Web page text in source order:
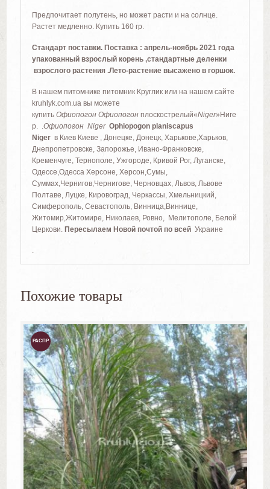
Предпочитает полутень, но может расти и на солнце.
Растет медленно. Купить 160 гр.
Стандарт поставки. Поставка : апрель-ноябрь 2021 года
упакованный взрослый корень ,стандартные деленки
взрослого растения .Лето-растение высажено в горшок.
В нашем питомнике питомник Круглик или на нашем сайте
kruhlyk.com.ua вы можете
купить Офиопогон Офиопогонплоскострелый«Niger»Ниге
р. . Офиопогон Niger Ophiopogon planiscapus
Nigerв Киев Киеве , Донецке, Донецк, Харькове,Харьков,
Днепропетровске, Запорожье, Ивано-Франковске,
Кременчуге, Тернополе, Ужгороде, Кривой Рог, Луганске,
Одессе,Одесса Херсоне, Херсон,Сумы,
Суммах,Чернигов,Чернигове, Черновцах, Львов, Львове
Полтаве, Луцке, Кировоград, Черкассы, Хмельницкий,
Симферополь, Севастополь, Винница,Виннице,
Житомир,Житомире, Николаев, Ровно, Мелитополе, Белой
Церкови. Пересылаем Новой почтой по всейУкраине
Похожие товары
РАСПР
ОДАЖ
А!